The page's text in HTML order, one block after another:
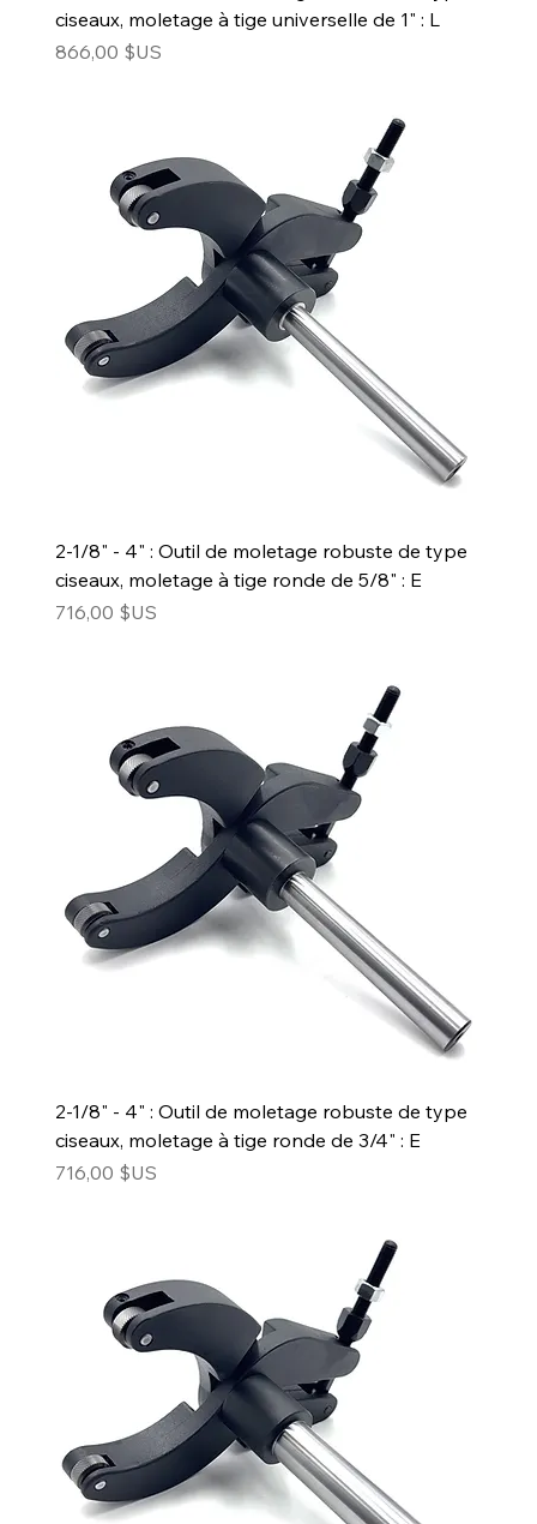
ciseaux, moletage à tige universelle de 1" : L
Prix
866,00 $US
2-1/8" - 4" : Outil de moletage robuste de type
ciseaux, moletage à tige ronde de 5/8" : E
Prix
716,00 $US
2-1/8" - 4" : Outil de moletage robuste de type
ciseaux, moletage à tige ronde de 3/4" : E
Prix
716,00 $US